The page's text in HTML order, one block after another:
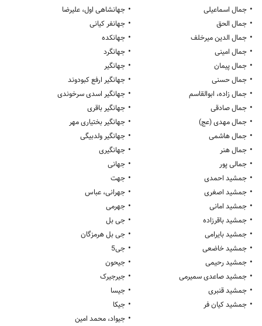
• جمال اسماعیلی
• جمال الحق
• جمال الدین میرخلف
• جمال امینی
• جمال پیمان
• جمال حسنی
• جمال زاده، ابوالقاسم
• جمال صادقی
• جمال مهدی (عج)
• جمال هاشمی
• جمال هنر
• جمالی پور
• جمشید احمدی
• جمشید اصغری
• جمشید امانی
• جمشید باقرزاده
• جمشید بایرامی
• جمشید خاضعی
• جمشید رحیمی
• جمشید صاعدی سمیرمی
• جمشید قنبری
• جمشید کیان فر
• جهانشاهی اول، علیرضا
• جهانفر کیانی
• جهانکده
• جهانگرد
• جهانگیر
• جهانگیر ارفع کبودوند
• جهانگیر اسدی سرخوندی
• جهانگیر باقری
• جهانگیر بختیاری مهر
• جهانگیر ولدبیگی
• جهانگیری
• جهانی
• جهت
• جهرانی، عباس
• جهرمی
• جی بل
• جی بل هرمزگان
• جی5
• جیحون
• جیرجیرک
• جیسا
• جیکا
• جیواد، محمد امین